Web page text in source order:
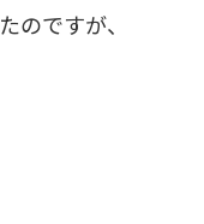
のですが、